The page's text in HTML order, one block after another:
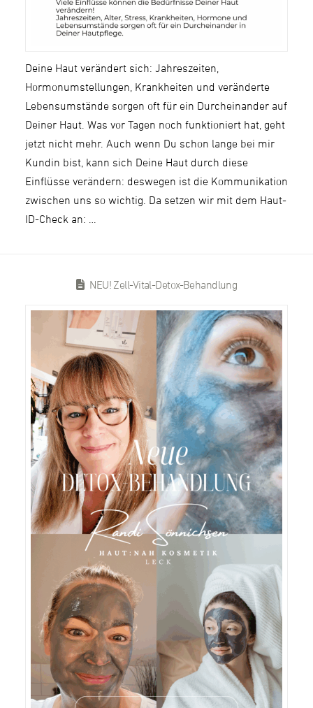
Deine Haut verändert sich: Jahreszeiten,
Hormonumstellungen, Krankheiten und veränderte
Lebensumstände sorgen oft für ein Durcheinander auf
Deiner Haut. Was vor Tagen noch funktioniert hat, geht
jetzt nicht mehr. Auch wenn Du schon lange bei mir
Kundin bist, kann sich Deine Haut durch diese
Einflüsse verändern: deswegen ist die Kommunikation
zwischen uns so wichtig. Da setzen wir mit dem Haut-
ID-Check an: …
NEU! Zell-Vital-Detox-Behandlung